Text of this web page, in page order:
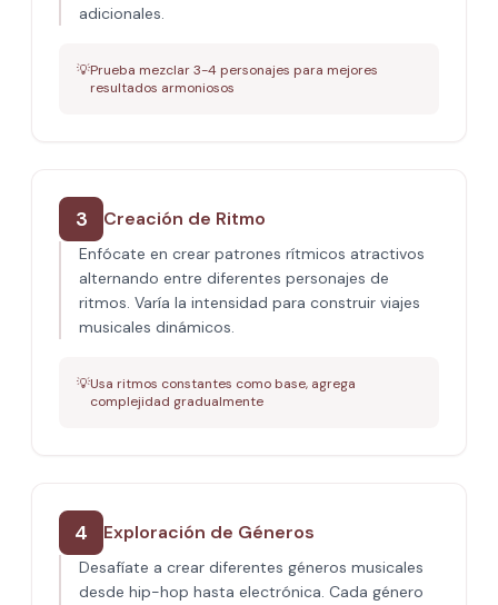
adicionales.
💡Prueba mezclar 3-4 personajes para mejores
resultados armoniosos
3 Creación de Ritmo
Enfócate en crear patrones rítmicos atractivos
alternando entre diferentes personajes de
ritmos. Varía la intensidad para construir viajes
musicales dinámicos.
💡Usa ritmos constantes como base, agrega
complejidad gradualmente
4 Exploración de Géneros
Desafíate a crear diferentes géneros musicales
desde hip-hop hasta electrónica. Cada género